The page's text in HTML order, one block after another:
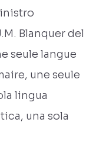
Blanquer del
seule langue
une seule
lingua
una sola